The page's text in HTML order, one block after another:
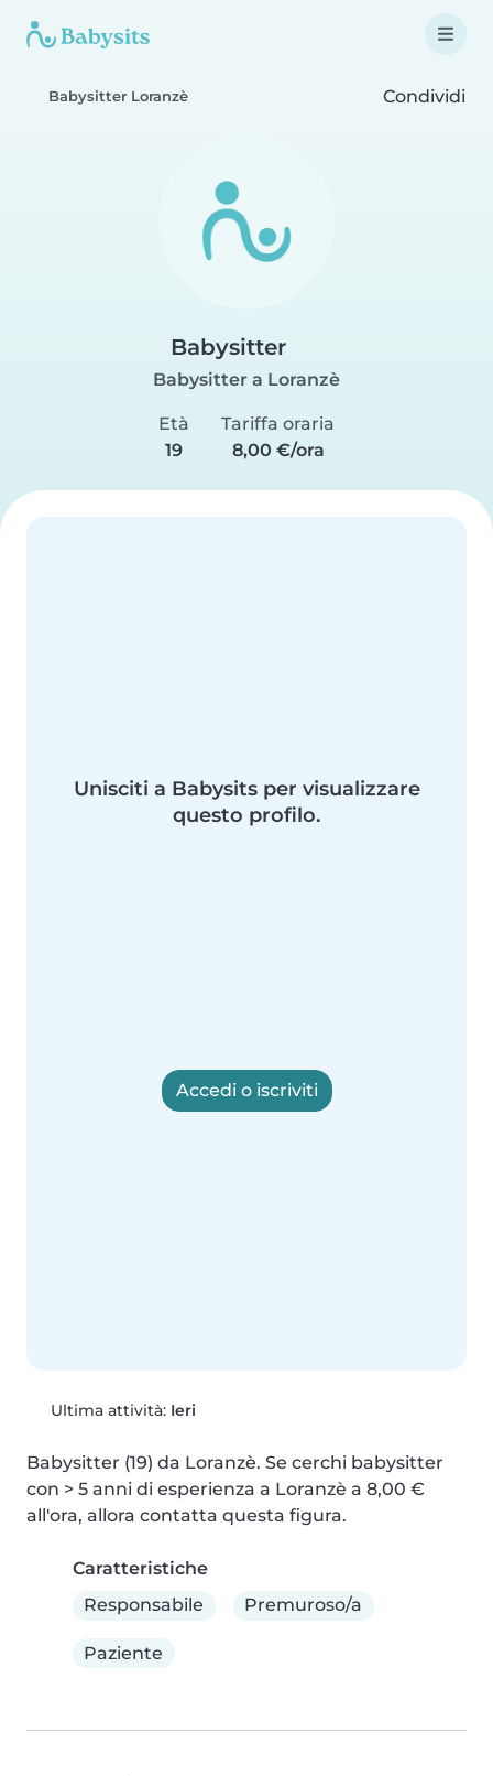
Babysitter Loranzè Condividi
Babysitter
Babysitter a Loranzè
Età
19
Tariffa oraria
8,00 €/ora
Unisciti a Babysits per visualizzare
questo profilo.
Accedi o iscriviti
Ultima attività: Ieri
Babysitter (19) da Loranzè. Se cerchi babysitter
con > 5 anni di esperienza a Loranzè a 8,00 €
all'ora, allora contatta questa figura.
Caratteristiche
Responsabile
Premuroso/a
Paziente